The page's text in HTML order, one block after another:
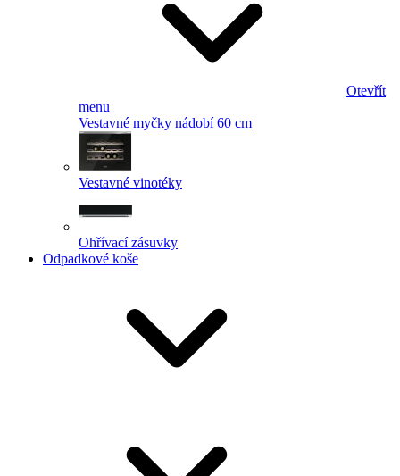
Otevřít
menu
Vestavné myčky nádobí 60 cm
Vestavné vinotéky
Ohřívací zásuvky
Odpadkové koše